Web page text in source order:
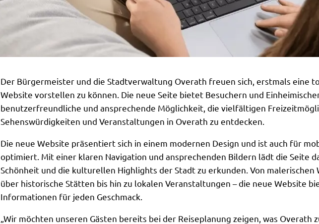
Der Bürgermeister und die Stadtverwaltung Overath freuen sich, erstmals eine
Website vorstellen zu können. Die neue Seite bietet Besuchern und
benutzerfreundliche und ansprechende Möglichkeit, die vielfältigen
Sehenswürdigkeiten und Veranstaltungen in Overath zu entdecken.
Die neue Website präsentiert sich in einem modernen Design und ist auch für
optimiert. Mit einer klaren Navigation und ansprechenden Bildern lädt die Seite
Schönheit und die kulturellen Highlights der Stadt zu erkunden. Von malerischen
über historische Stätten bis hin zu lokalen Veranstaltungen – die neue Website
Informationen für jeden Geschmack.
„Wir möchten unseren Gästen bereits bei der Reiseplanung zeigen, was Overath